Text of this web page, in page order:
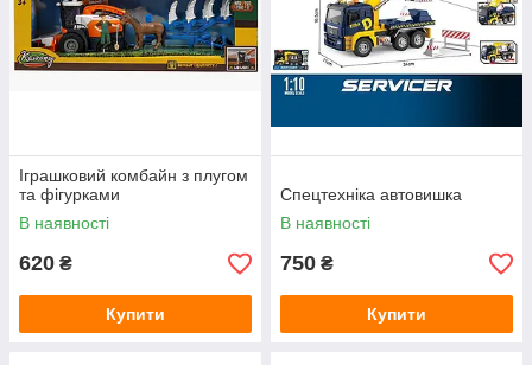
Іграшковий комбайн з плугом
та фігурками
В наявності
620 ₴
Купити
Спецтехніка автовишка
В наявності
750 ₴
Купити